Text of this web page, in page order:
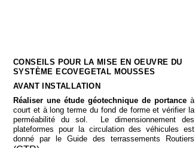
CONSEILS POUR LA MISE EN OEUVRE DU
SYSTÈME ECOVEGETAL MOUSSES
AVANT INSTALLATION
Réaliser une étude géotechnique de portance à
court et à long terme du fond de forme et vérifier la
perméabilité du sol. Le dimensionnement des
plateformes pour la circulation des véhicules est
donné par le Guide des terrassements Routiers